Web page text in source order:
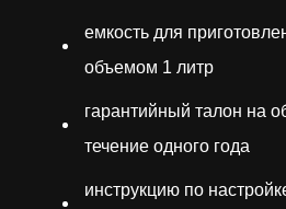
емкость для
объемом 1 литр
гарантийный талон на
течение одного года
инструкцию по